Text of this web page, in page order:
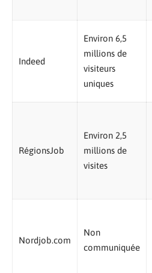
Indeed
Environ 6,5
millions de
visiteurs
uniques
RégionsJob
Environ 2,5
millions de
visites
Nordjob.com
Non
communiquée